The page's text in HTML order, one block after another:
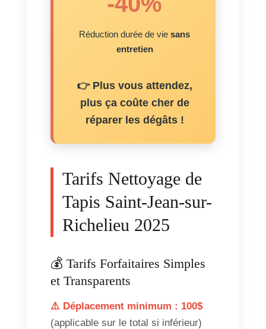
Réduction durée de vie sans
entretien
👉 Plus vous attendez,
plus ça coûte cher de
réparer les dégâts !
Tarifs Nettoyage de
Tapis Saint-Jean-sur-
Richelieu 2025
💰 Tarifs Forfaitaires Simples
et Transparents
⚠️ Déplacement minimum : 100$
(applicable sur le total si inférieur)